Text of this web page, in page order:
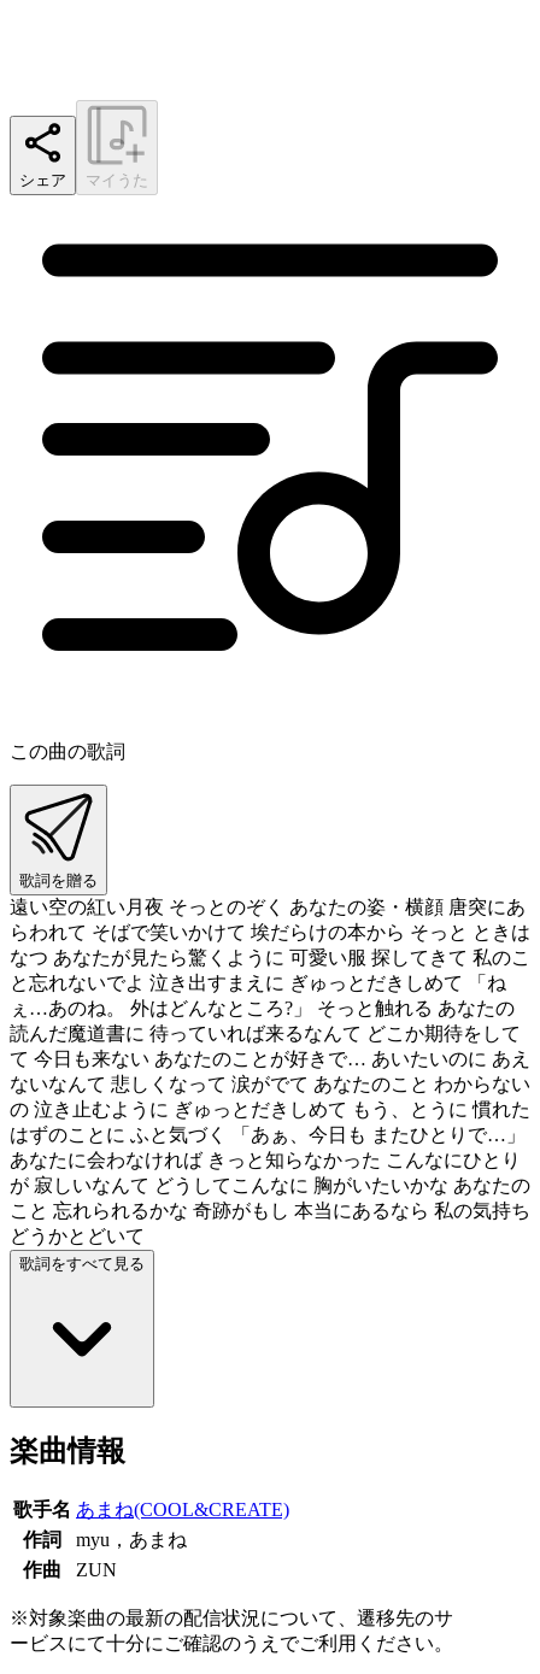
シェア マイうた
この曲の歌詞
歌詞を贈る
遠い空の紅い月夜 そっとのぞく あなたの姿・横顔 唐突にあ
らわれて そばで笑いかけて 埃だらけの本から そっと ときは
なつ あなたが見たら驚くように 可愛い服 探してきて 私のこ
と忘れないでよ 泣き出すまえに ぎゅっとだきしめて 「ね
ぇ…あのね。 外はどんなところ?」 そっと触れる あなたの
読んだ魔道書に 待っていれば来るなんて どこか期待をして
て 今日も来ない あなたのことが好きで… あいたいのに あえ
ないなんて 悲しくなって 涙がでて あなたのこと わからない
の 泣き止むように ぎゅっとだきしめて もう、とうに 慣れた
はずのことに ふと気づく 「あぁ、今日も またひとりで…」
あなたに会わなければ きっと知らなかった こんなにひとり
が 寂しいなんて どうしてこんなに 胸がいたいかな あなたの
こと 忘れられるかな 奇跡がもし 本当にあるなら 私の気持ち
どうかとどいて
歌詞をすべて見る
楽曲情報
歌手名 あまね(COOL&CREATE)
作詞
myu，あまね
作曲
ZUN
※対象楽曲の最新の配信状況について、遷移先のサ
ービスにて十分にご確認のうえでご利用ください。